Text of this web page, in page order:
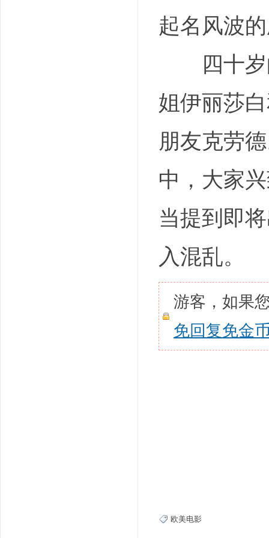
起名风波的
四十岁
姐伊丽莎
朋友克劳
中，大家
当提到即
入混乱。
游客，如果
免回复免金
欧美电影